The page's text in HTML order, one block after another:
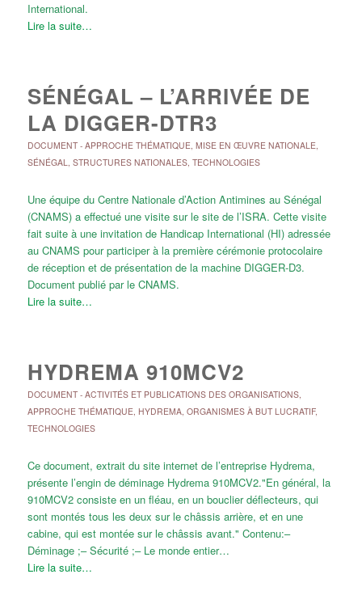
International.
Lire la suite…
SÉNÉGAL – L’ARRIVÉE DE
LA DIGGER-DTR3
DOCUMENT- APPROCHE THÉMATIQUE, MISE EN ŒUVRE NATIONALE,
SÉNÉGAL, STRUCTURES NATIONALES, TECHNOLOGIES
Une équipe du Centre Nationale d’Action Antimines au Sénégal
(CNAMS) a effectué une visite sur le site de l’ISRA. Cette visite
fait suite à une invitation de Handicap International (HI) adressée
au CNAMS pour participer à la première cérémonie protocolaire
de réception et de présentation de la machine DIGGER-D3.
Document publié par le CNAMS.
Lire la suite…
HYDREMA 910MCV2
DOCUMENT- ACTIVITÉS ET PUBLICATIONS DES ORGANISATIONS,
APPROCHE THÉMATIQUE, HYDREMA, ORGANISMES À BUT LUCRATIF,
TECHNOLOGIES
Ce document, extrait du site internet de l’entreprise Hydrema,
présente l’engin de déminage Hydrema 910MCV2."En général, la
910MCV2 consiste en un fléau, en un bouclier déflecteurs, qui
sont montés tous les deux sur le châssis arrière, et en une
cabine, qui est montée sur le châssis avant." Contenu:–
Déminage ;– Sécurité ;– Le monde entier…
Lire la suite…